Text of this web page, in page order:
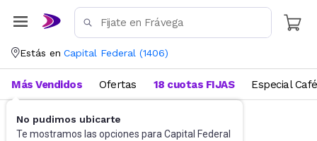
Estás en Capital Federal (1406)
No pudimos ubicarte
Te mostramos las opciones para Capital Federal
Más Vendidos Ofertas 18 cuotas FIJAS Especial Café
Bazar Tuppers